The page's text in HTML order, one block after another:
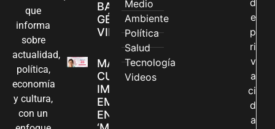
que
informa
sobre
actualidad,
política,
economía
y cultura,
con un
BASADAS EN
GÉNERO EN
VILLAVICENCIO
MADRES
CUIDADORAS
IMPULSAN SUS
EMPRENDIMIENTOS
EN LA FERIA
Medio
Ambiente
Política
Salud
Tecnología
Videos
e
p
ri
v
a
ci
d
a